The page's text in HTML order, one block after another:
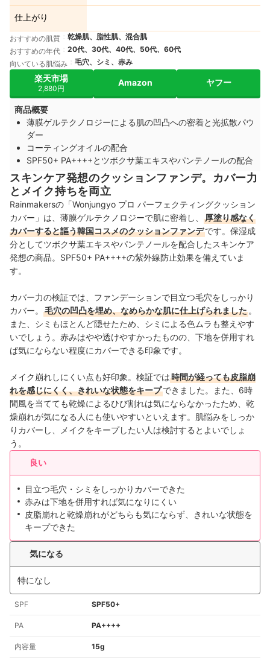
仕上がり
おすすめの肌質
乾燥肌、脂性肌、混合肌
おすすめの年代
20代、30代、40代、50代、60代
向いている肌悩み
毛穴、シミ、赤み
楽天市場
2,880円
Amazon ヤフー
商品概要
薄膜ゲルテクノロジーによる肌の凹凸への密着と光拡散パウ
ダー
コーティングオイルの配合
SPF50+ PA++++とツボクサ葉エキスやパンテノールの配合
スキンケア発想のクッションファンデ。カバー力
とメイク持ちを両立
Rainmakersの「Wonjungyo プロ パーフェクティングクッション
カバー」は、薄膜ゲルテクノロジーで肌に密着し、
厚塗り感なく
カバーすると謳う韓国コスメのクッションファンデです。保湿成
分としてツボクサ葉エキスやパンテノールを配合したスキンケア
発想の商品。SPF50+ PA++++の紫外線防止効果を備えていま
す。
カバー力の検証では、ファンデーションで目立つ毛穴をしっかり
カバー。
毛穴の凹凸を埋め、なめらかな肌に仕上げられました 。
また、シミもほとんど隠せたため、シミによる色ムラも整えやす
いでしょう。赤みはやや透けやすかったものの、下地を併用すれ
ば気にならない程度にカバーできる印象です。
メイク崩れしにくい点も好印象。検証では時間が経っても皮脂崩
れを感じにくく、きれいな状態をキープできました。また、6時
間風を当てても乾燥によるひび割れは気にならなかったため、乾
燥崩れが気になる人にも使いやすいといえます。肌悩みをしっか
りカバーし、メイクをキープしたい人は検討するとよいでしょ
う。
良い
目立つ毛穴・シミをしっかりカバーできた
赤みは下地を併用すれば気になりにくい
皮脂崩れと乾燥崩れがどちらも気にならず、きれいな状態を
キープできた
気になる
特になし
SPF SPF50+
PA PA++++
内容量 15g